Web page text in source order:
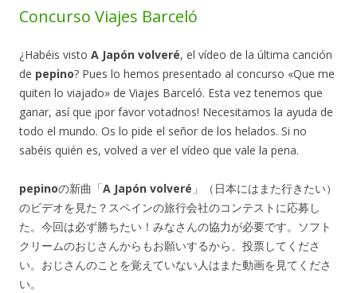
Concurso Viajes Barceló
¿Habéis visto A Japón volveré, el vídeo de la última canción
de pepino? Pues lo hemos presentado al concurso «Que me
quiten lo viajado» de Viajes Barceló. Esta vez tenemos que
ganar, así que ¡por favor votadnos! Necesitamos la ayuda de
todo el mundo. Os lo pide el señor de los helados. Si no
sabéis quién es, volved a ver el vídeo que vale la pena.
pepinoの新曲「A Japón volveré 」（日本にはまた行きたい）
のビデオを見た？スペインの旅行会社のコンテストに応募し
た。今回は必ず勝ちたい！みなさんの協力が必要です。ソフト
クリームのおじさんからもお願いするから、投票してくださ
い。おじさんのことを覚えていない人はまた動画を見てくださ
い。